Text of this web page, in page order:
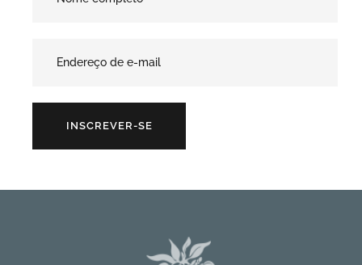
INSCREVER-SE